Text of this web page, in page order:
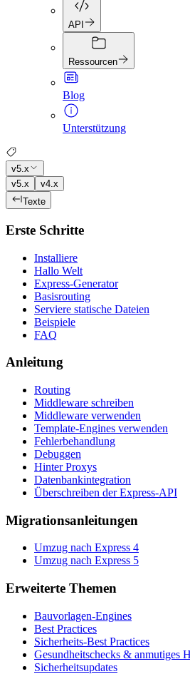
API
Ressourcen
Blog
Unterstützung
v5.x
v5.x
v4.x
Texte
Erste Schritte
Installiere
Hallo Welt
Express-Generator
Basisrouting
Serviere statische Dateien
Beispiele
FAQ
Anleitung
Routing
Middleware schreiben
Middleware verwenden
Template-Engines verwenden
Fehlerbehandlung
Debuggen
Hinter Proxys
Datenbankintegration
Überschreiben der Express-API
Migrationsanleitungen
Umzug nach Express 4
Umzug nach Express 5
Erweiterte Themen
Bauvorlagen-Engines
Best Practices
Sicherheits-Best Practices
Gesundheitschecks & anmutiges
Sicherheitsupdates